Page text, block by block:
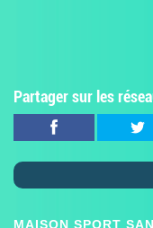
Partager sur les
MAISON SPORT